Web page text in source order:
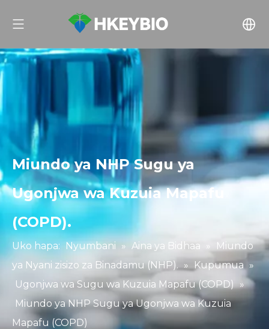
Miundo ya NHP Sugu ya
Ugonjwa wa Kuzuia Mapafu
(COPD).
Uko hapa: Nyumbani » Aina ya Bidhaa »
Miundo
ya Nyani zisizo za Binadamu (NHP). » Kupumua »
Ugonjwa wa Sugu wa Kuzuia Mapafu (COPD) »
Miundo ya NHP Sugu ya Ugonjwa wa Kuzuia
Mapafu (COPD)